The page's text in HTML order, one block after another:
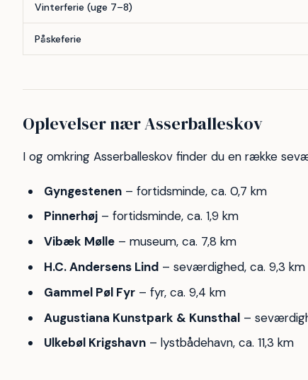
Vinterferie (uge 7–8)
Påskeferie
Oplevelser nær Asserballeskov
I og omkring Asserballeskov finder du en række
Gyngestenen– fortidsminde, ca. 0,7 km
Pinnerhøj– fortidsminde, ca. 1,9 km
Vibæk Mølle– museum, ca. 7,8 km
H.C. Andersens Lind– seværdighed, ca. 9,3 km
Gammel Pøl Fyr– fyr, ca. 9,4 km
Augustiana Kunstpark & Kunsthal–
Ulkebøl Krigshavn– lystbådehavn, ca. 11,3 km